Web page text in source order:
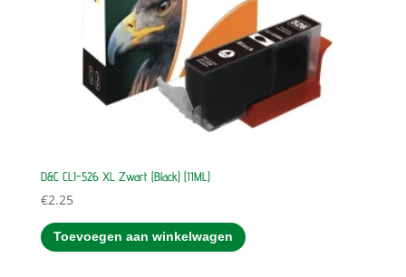
D&C CLI-526 XL Zwart (Black) (11ML)
€2.25
Toevoegen aan winkelwagen